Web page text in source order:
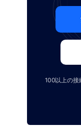
100以上の接